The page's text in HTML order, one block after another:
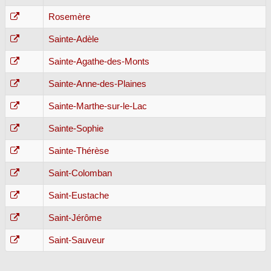
Rosemère
Sainte-Adèle
Sainte-Agathe-des-Monts
Sainte-Anne-des-Plaines
Sainte-Marthe-sur-le-Lac
Sainte-Sophie
Sainte-Thérèse
Saint-Colomban
Saint-Eustache
Saint-Jérôme
Saint-Sauveur